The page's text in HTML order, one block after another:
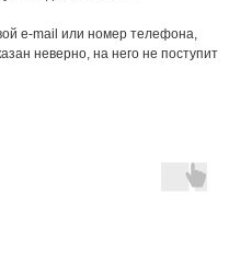
e-mail или номер телефона,
неверно, на него не поступит